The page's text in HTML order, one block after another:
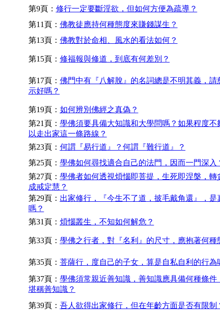
第9頁： 修行一定要斷淫欲，但如何方便為疏導？
第11頁： 佛教徒應持何種態度來賺錢謀生？
第13頁： 佛教對於命相、風水的看法如何？
第15頁： 修福報與修道，到底有何差別？
第17頁： 佛門中有『八解脫』的名詞總是不明其義，請
示好嗎？
第19頁： 如何辨別佛經之真偽？
第21頁： 學佛須要具備大知識和大學問嗎？如果程度不
以走出家這一條路線？
第23頁： 何謂『易行道』？何謂『難行道』？
第25頁： 學佛如何尋找適合自己的法門，因而一門深入
第27頁： 學佛者如何透視煩惱即菩提，生死即涅槃，轉
成戒定慧？
第29頁： 出家修行，『今生不了道，披毛戴角還』，是
嗎？
第31頁： 煩惱叢生，不知如何解危？
第33頁： 學佛之行者，對『名利』的尺寸，應抱著何種
第35頁： 菩薩行，度自己的子女，算是自私自利的行為
第37頁： 學佛須常親近善知識，善知識應具備何種條件
堪稱善知識？
第39頁： 吾人欲得出家修行，但在年齡方面是否有限制